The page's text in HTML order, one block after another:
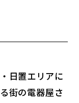
日置エリアに
街の電器屋さ